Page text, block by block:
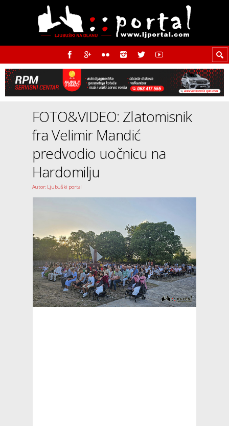
FOTO&VIDEO: Zlatomisnik
fra Velimir Mandić
predvodio uočnicu na
Hardomilju
Autor: Ljubuški portal